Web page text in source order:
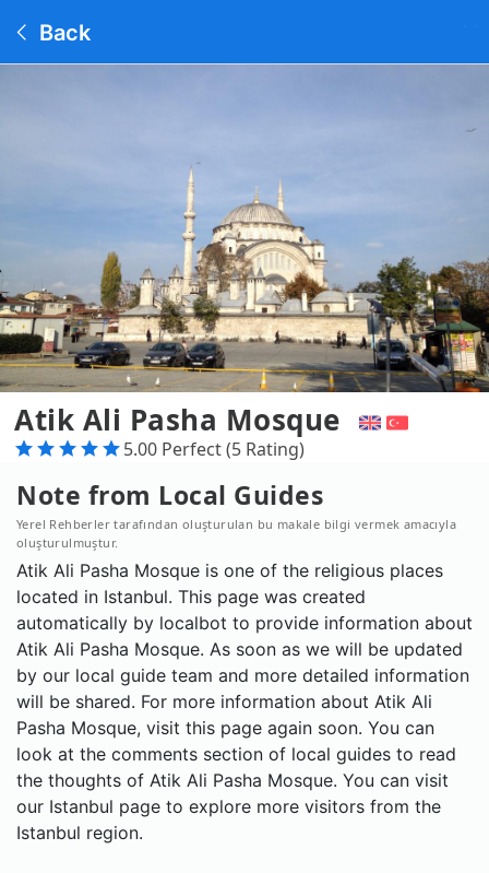
Back
Atik Ali Pasha Mosque
5.00 Perfect (5 Rating)
Note from Local Guides
Yerel Rehberler tarafından oluşturulan bu makale bilgi vermek amacıyla
oluşturulmuştur.
Atik Ali Pasha Mosque is one of the religious places
located in Istanbul. This page was created
automatically by localbot to provide information about
Atik Ali Pasha Mosque. As soon as we will be updated
by our local guide team and more detailed information
will be shared. For more information about Atik Ali
Pasha Mosque, visit this page again soon. You can
look at the comments section of local guides to read
the thoughts of Atik Ali Pasha Mosque. You can visit
our Istanbul page to explore more visitors from the
Istanbul region.